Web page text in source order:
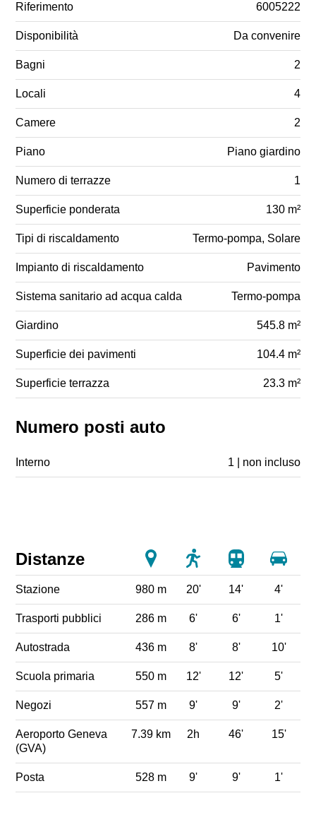
Distanze
Stazione 980 m 20' 14' 4'
Trasporti pubblici 286 m 6' 6' 1'
Autostrada 436 m 8' 8' 10'
Scuola primaria 550 m 12' 12' 5'
Negozi 557 m 9' 9' 2'
Aeroporto Geneva
(GVA)
7.39 km 2h 46' 15'
Posta 528 m 9' 9' 1'
Riferimento 6005222
Disponibilità Da convenire
Bagni 2
Locali 4
Camere 2
Piano Piano giardino
Numero di terrazze 1
Superficie ponderata 130 m²
Tipi di riscaldamento Termo-pompa, Solare
Impianto di riscaldamento Pavimento
Sistema sanitario ad acqua calda Termo-pompa
Giardino 545.8 m²
Superficie dei pavimenti 104.4 m²
Superficie terrazza 23.3 m²
Numero posti auto
Interno 1 | non incluso